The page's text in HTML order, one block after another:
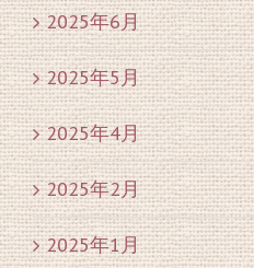
2025年6月
2025年5月
2025年4月
2025年2月
2025年1月